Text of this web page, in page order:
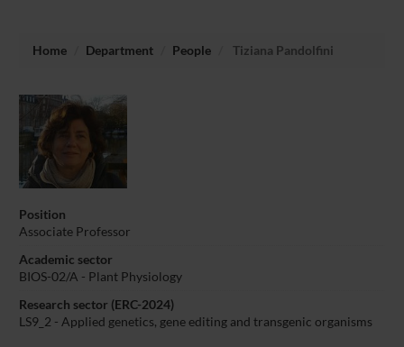
Home Department People Tiziana Pandolfini
Position
Associate Professor
Academic sector
BIOS-02/A - Plant Physiology
Research sector (ERC-2024)
LS9_2 - Applied genetics, gene editing and transgenic organisms